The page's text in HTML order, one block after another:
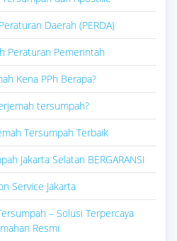
Daerah (PERDA)
Peraturan Pemerintah
Kena PPh Berapa?
tersumpah?
Tersumpah Terbaik
Jakarta Selatan BERGARANSI
Service Jakarta
– Solusi Terpercaya
Resmi